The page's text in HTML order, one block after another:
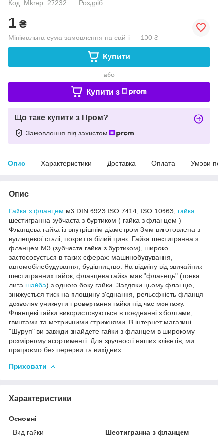
Код: Mkrep. 27232
Роздріб
1 ₴
Мінімальна сума замовлення на сайті — 100 ₴
Купити
або
Купити з
Що таке купити з Пром?
Замовлення під захистом
Опис Характеристики Доставка Оплата Умови
Опис
Гайка з фланцем м3 DIN 6923 ISO 7414, ISO 10663, гайка
шестигранна зубчаста з буртиком ( гайка з фланцем )
Фланцева гайка із внутрішнім діаметром 3мм виготовлена з
вуглецевої сталі, покриття білий цинк. Гайка шестигранна з
фланцем М3 (зубчаста гайка з буртиком), широко
застосовується в таких сферах: машинобудування,
автомобілебудування, будівництво. На відміну від звичайних
шестигранних гайок, фланцева гайка має "фланець" (тонка
лита шайба) з одного боку гайки. Завдяки цьому фланцю,
знижується тиск на площину з'єднання, рельєфність фланця
дозволяє уникнути провертання гайки під час монтажу.
Фланцеві гайки використовуються в поєднанні з болтами,
гвинтами та метричними стрижнями. В інтернет магазині
"Шуруп" ви завжди знайдете гайки з фланцем в широкому
розмірному асортименті. Для зручності наших клієнтів, ми
працюємо без перерви та вихідних.
Приховати
Характеристики
Основні
Вид гайки
Шестигранна з фланцем